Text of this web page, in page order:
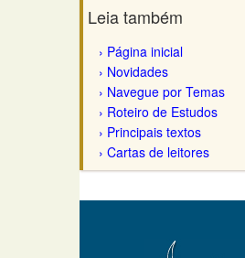
Leia também
Página inicial
Novidades
Navegue por Temas
Roteiro de Estudos
Principais textos
Cartas de leitores